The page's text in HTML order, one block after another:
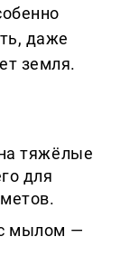
даже
земля.
тяжёлые
для
мылом —